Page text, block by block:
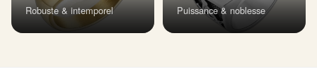
Robuste & intemporel Puissance & noblesse